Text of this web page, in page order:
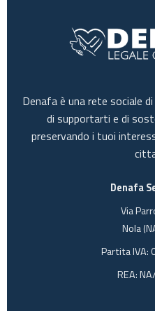
Denafa è una rete sociale
di supportarti e di
preservando i tuoi
Denafa
Via
Nola
Partita IVA:
REA: